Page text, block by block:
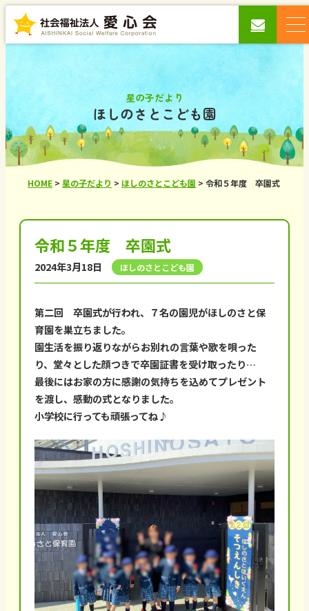
ほしのさとこども園
星の子だより
HOME >星の子だより > ほしのさとこども園 >令和５年度 卒園式
令和５年度 卒園式
2024年3月18日 ほしのさとこども園
第二回 卒園式が行われ、７名の園児がほしのさと保
育園を巣立ちました。
園生活を振り返りながらお別れの言葉や歌を唄った
り、堂々とした顔つきで卒園証書を受け取ったり…
最後にはお家の方に感謝の気持ちを込めてプレゼント
を渡し、感動の式となりました。
小学校に行っても頑張ってね♪